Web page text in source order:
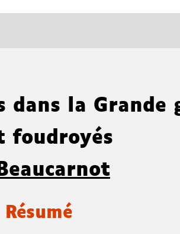
dans la Grande
foudroyés
Résumé